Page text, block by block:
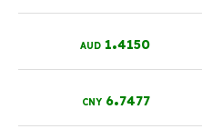
1.4150
AUD
6.7477
CNY